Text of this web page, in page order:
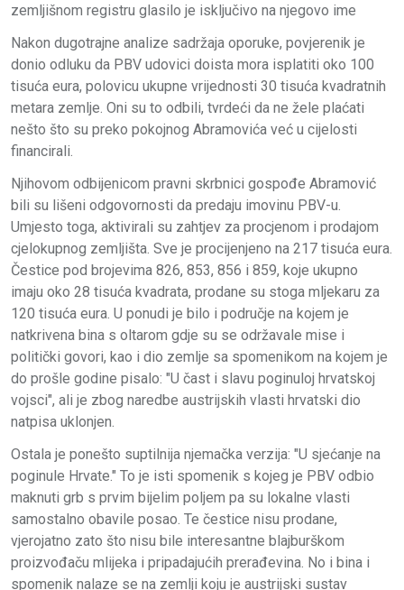
zemljišnom registru glasilo je isključivo na njegovo ime
Nakon dugotrajne analize sadržaja oporuke, povjerenik je
donio odluku da PBV udovici doista mora isplatiti oko 100
tisuća eura, polovicu ukupne vrijednosti 30 tisuća kvadratnih
metara zemlje. Oni su to odbili, tvrdeći da ne žele plaćati
nešto što su preko pokojnog Abramovića već u cijelosti
financirali.
Njihovom odbijenicom pravni skrbnici gospođe Abramović
bili su lišeni odgovornosti da predaju imovinu PBV-u.
Umjesto toga, aktivirali su zahtjev za procjenom i prodajom
cjelokupnog zemljišta. Sve je procijenjeno na 217 tisuća eura.
Čestice pod brojevima 826, 853, 856 i 859, koje ukupno
imaju oko 28 tisuća kvadrata, prodane su stoga mljekaru za
120 tisuća eura. U ponudi je bilo i područje na kojem je
natkrivena bina s oltarom gdje su se održavale mise i
politički govori, kao i dio zemlje sa spomenikom na kojem je
do prošle godine pisalo: "U čast i slavu poginuloj hrvatskoj
vojsci", ali je zbog naredbe austrijskih vlasti hrvatski dio
natpisa uklonjen.
Ostala je ponešto suptilnija njemačka verzija: "U sjećanje na
poginule Hrvate." To je isti spomenik s kojeg je PBV odbio
maknuti grb s prvim bijelim poljem pa su lokalne vlasti
samostalno obavile posao. Te čestice nisu prodane,
vjerojatno zato što nisu bile interesantne blajburškom
proizvođaču mlijeka i pripadajućih prerađevina. No i bina i
spomenik nalaze se na zemlji koju je austrijski sustav